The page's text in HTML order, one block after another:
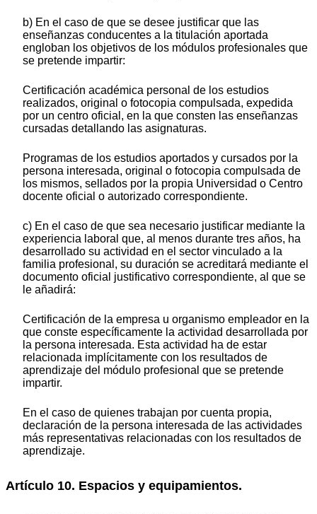
b) En el caso de que se desee justificar que las
enseñanzas conducentes a la titulación aportada
engloban los objetivos de los módulos profesionales que
se pretende impartir:
Certificación académica personal de los estudios
realizados, original o fotocopia compulsada, expedida
por un centro oficial, en la que consten las enseñanzas
cursadas detallando las asignaturas.
Programas de los estudios aportados y cursados por la
persona interesada, original o fotocopia compulsada de
los mismos, sellados por la propia Universidad o Centro
docente oficial o autorizado correspondiente.
c) En el caso de que sea necesario justificar mediante la
experiencia laboral que, al menos durante tres años, ha
desarrollado su actividad en el sector vinculado a la
familia profesional, su duración se acreditará mediante el
documento oficial justificativo correspondiente, al que se
le añadirá:
Certificación de la empresa u organismo empleador en la
que conste específicamente la actividad desarrollada por
la persona interesada. Esta actividad ha de estar
relacionada implícitamente con los resultados de
aprendizaje del módulo profesional que se pretende
impartir.
En el caso de quienes trabajan por cuenta propia,
declaración de la persona interesada de las actividades
más representativas relacionadas con los resultados de
aprendizaje.
Artículo 10. Espacios y equipamientos.